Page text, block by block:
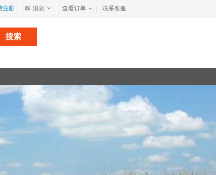
注册 消息 查看订单 联系客服
搜索